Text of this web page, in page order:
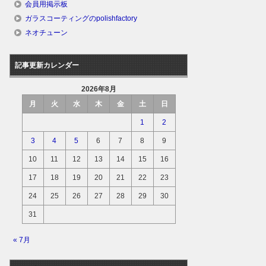
会員用掲示板
ガラスコーティングのpolishfactory
ネオチューン
記事更新カレンダー
2026年8月
月
火 水 木 金 土 日
1 2
3 4 5 6 7 8 9
10 11 12 13 14 15 16
17 18 19 20 21 22 23
24 25 26 27 28 29 30
31
« 7月